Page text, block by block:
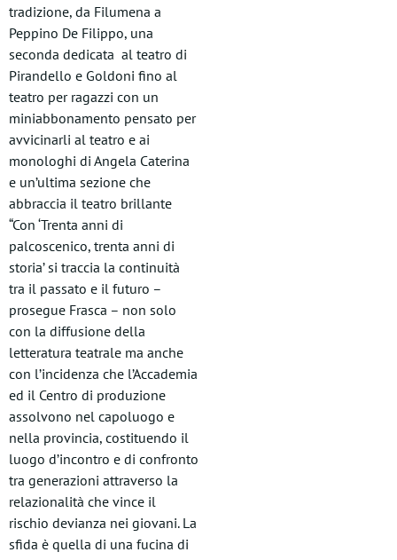
tradizione, da Filumena a
Peppino De Filippo, una
seconda dedicata al teatro di
Pirandello e Goldoni fino al
teatro per ragazzi con un
miniabbonamento pensato per
avvicinarli al teatro e ai
monologhi di Angela Caterina
e un’ultima sezione che
abbraccia il teatro brillante
“Con ‘Trenta anni di
palcoscenico, trenta anni di
storia’ si traccia la continuità
tra il passato e il futuro –
prosegue Frasca – non solo
con la diffusione della
letteratura teatrale ma anche
con l’incidenza che l’Accademia
ed il Centro di produzione
assolvono nel capoluogo e
nella provincia, costituendo il
luogo d’incontro e di confronto
tra generazioni attraverso la
relazionalità che vince il
rischio devianza nei giovani. La
sfida è quella di una fucina di